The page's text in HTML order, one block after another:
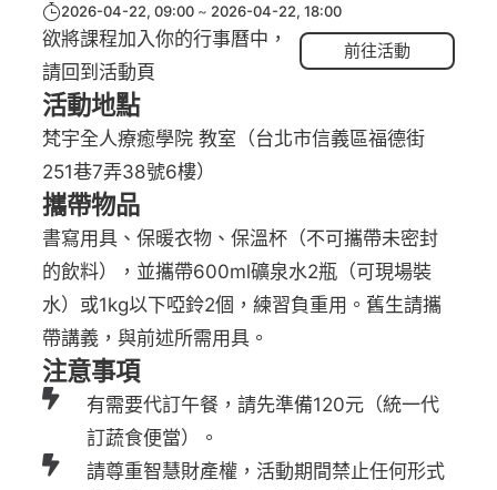
2026-04-22, 09:00
2026-04-22, 18:00
欲將課程加入你的行事曆中，
請回到活動頁
前往活動
活動地點
梵宇全人療癒學院 教室（台北市信義區福德街
251巷7弄38號6樓）
攜帶物品
書寫用具、保暖衣物、保溫杯（不可攜帶未密封
的飲料），並攜帶600ml礦泉水2瓶（可現場裝
水）或1kg以下啞鈴2個，練習負重用。舊生請攜
帶講義，與前述所需用具。
注意事項
有需要代訂午餐，請先準備120元（統一代
訂蔬食便當）。
請尊重智慧財產權，活動期間禁止任何形式